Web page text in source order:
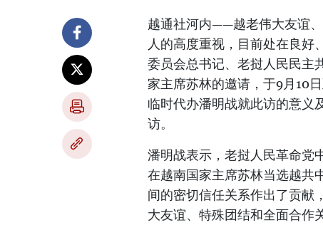
越通社河内——越老伟大友谊
人的高度重视，目前处在良好
委员会总书记、老挝人民民主
家主席苏林的邀请，于9月10
临时代办潘明战就此访的意义
访。
潘明战表示，老挝人民革命党
在越南国家主席苏林当选越共
间的密切信任关系作出了贡献
大友谊、特殊团结和全面合作